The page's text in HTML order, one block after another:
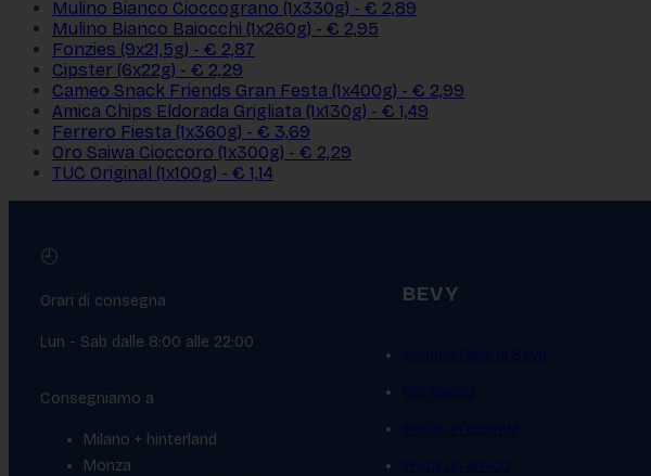
Mulino Bianco Cioccograno (1x330g) - € 2,89
Mulino Bianco Baiocchi (1x260g) - € 2,95
Fonzies (9x21,5g) - € 2,87
Cipster (6x22g) - € 2,29
Cameo Snack Friends Gran Festa (1x400g) - € 2,99
Amica Chips Eldorada Grigliata (1x130g) - € 1,49
Ferrero Fiesta (1x360g) - € 3,69
Oro Saiwa Cioccoro (1x300g) - € 2,29
TUC Original (1x100g) - € 1,14
🕘
Orari di consegna
Lun - Sab dalle 8:00 alle 22:00
Consegniamo a
Milano + hinterland
Monza
BEVY